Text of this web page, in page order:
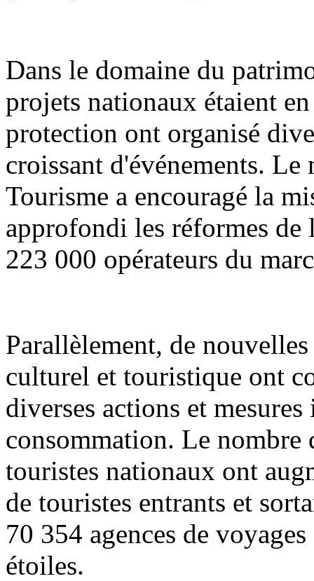
Dans le domaine du
projets nationaux étaient
protection ont organisé
croissant d'événements.
Tourisme a encouragé la
approfondi les réformes
223 000 opérateurs du
Parallèlement, de
culturel et touristique ont
diverses actions et
consommation. Le nombre
touristes nationaux ont
de touristes entrants et
70 354 agences de
étoiles.